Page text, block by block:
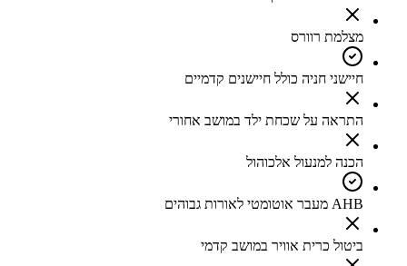
מצלמת רוורס
חיישני חניה כולל חיישנים קדמיים
התראה על שכחת ילד במושב אחורי
הכנה למנעול אלכוהול
AHB מעבר אוטומטי לאורות גבוהים
ביטול כרית אוויר במושב קדמי